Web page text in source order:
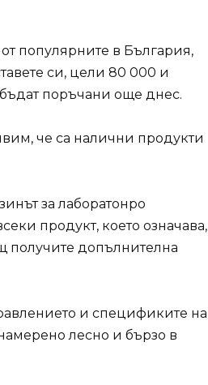
популярните в България,
си, цели 80 000 и
поръчани още днес.
че са налични продукти
за лаборатонро
продукт, което означава,
получите допълнителна
и спецификите на
лесно и бързо в